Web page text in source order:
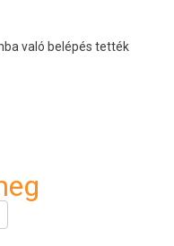
való belépés tették